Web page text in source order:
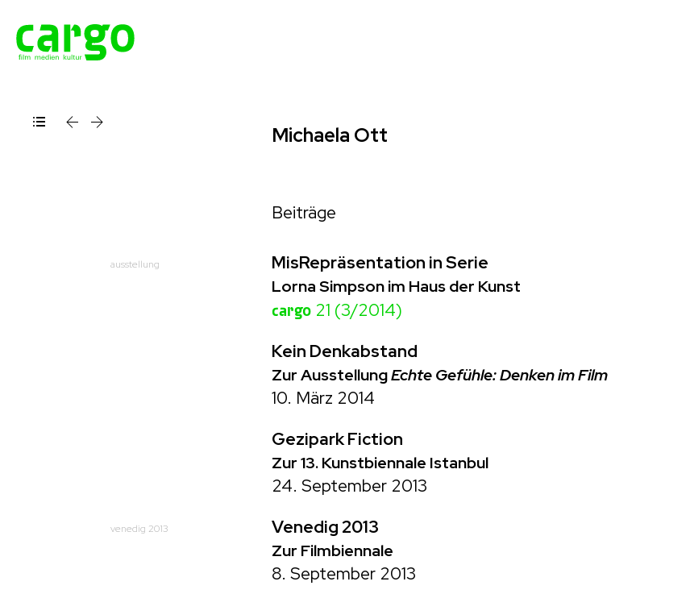
Michaela Ott
Beiträge
ausstellung MisRepräsentation in Serie
Lorna Simpson im Haus der Kunst
cargo 21 (3/2014)
Kein Denkabstand
Zur AusstellungEchte Gefühle: Denken im Film
10. März 2014
Gezipark Fiction
Zur 13. Kunstbiennale Istanbul
24. September 2013
venedig 2013 Venedig 2013
Zur Filmbiennale
8. September 2013